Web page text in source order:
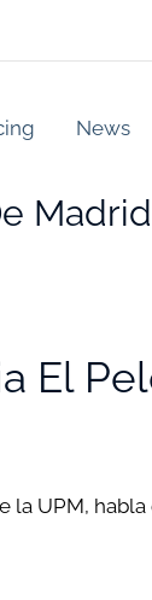
News
Madrid
El
la UPM,